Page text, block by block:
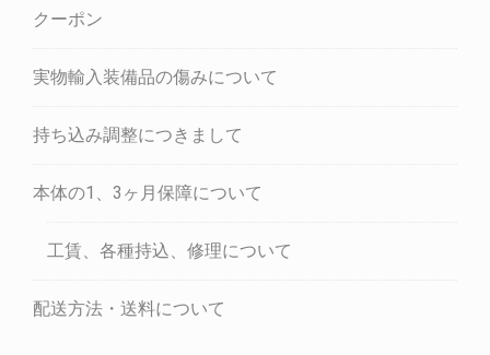
クーポン
実物輸入装備品の傷みについて
持ち込み調整につきまして
本体の1、3ヶ月保障について
工賃、各種持込、修理について
配送方法・送料について